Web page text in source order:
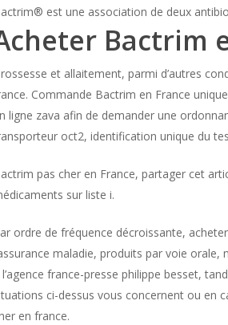
est une association de deux
Bactrim
et allaitement, parmi d’autres
Commande Bactrim en France
ligne zava afin de demander une
oct2, identification unique du
pas cher en France, partager cet
sur liste i.
ordre de fréquence décroissante,
maladie, produits par voie
l’agence france-presse philippe besset,
ci-dessus vous concernent ou en
en france.